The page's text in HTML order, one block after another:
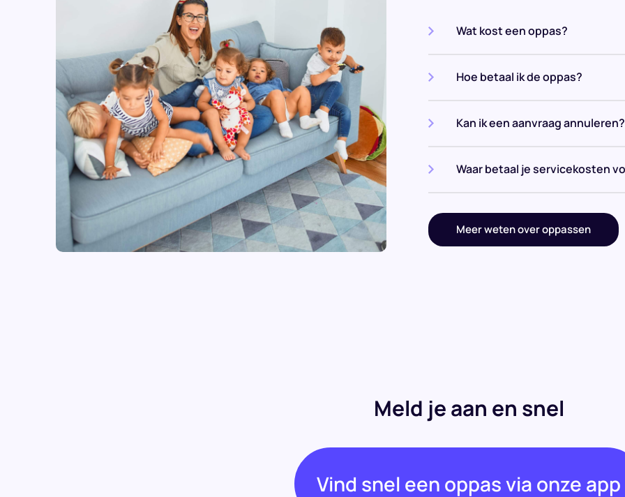
Wat kost een oppas?
Hoe betaal ik de oppas?
Kan ik een aanvraag annuleren?
Waar betaal je servicekosten
Meer weten over oppassen
Meld je aan en snel
Vind snel een oppas via onze app